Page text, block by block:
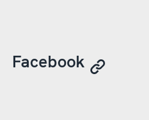
Facebook